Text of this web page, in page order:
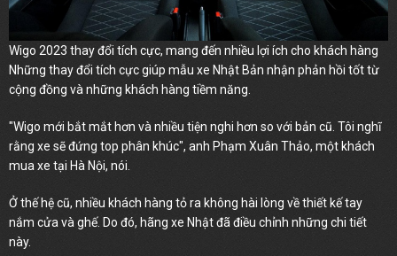
Wigo 2023 thay đổi tích cực, mang đến nhiều lợi ích cho khách hàng
Những thay đổi tích cực giúp mẫu xe Nhật Bản nhận phản hồi tốt từ
cộng đồng và những khách hàng tiềm năng.
"Wigo mới bắt mắt hơn và nhiều tiện nghi hơn so với bản cũ. Tôi nghĩ
rằng xe sẽ đứng top phân khúc", anh Phạm Xuân Thảo, một khách
mua xe tại Hà Nội, nói.
Ở thế hệ cũ, nhiều khách hàng tỏ ra không hài lòng về thiết kế tay
nắm cửa và ghế. Do đó, hãng xe Nhật đã điều chỉnh những chi tiết
này.